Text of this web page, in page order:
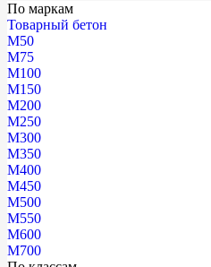
По маркам
Товарный бетон
М50
М75
М100
М150
М200
М250
М300
М350
М400
М450
М500
М550
М600
М700